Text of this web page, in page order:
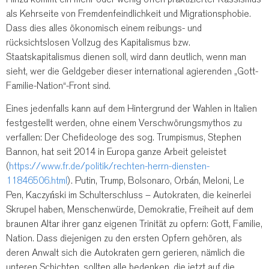
als Kehrseite von Fremdenfeindlichkeit und Migrationsphobie.
Dass dies alles ökonomisch einem reibungs- und
rücksichtslosen Vollzug des Kapitalismus bzw.
Staatskapitalismus dienen soll, wird dann deutlich, wenn man
sieht, wer die Geldgeber dieser international agierenden „Gott-
Familie-Nation“-Front sind.
Eines jedenfalls kann auf dem Hintergrund der Wahlen in Italien
festgestellt werden, ohne einem Verschwörungsmythos zu
verfallen: Der Chefideologe des sog. Trumpismus, Stephen
Bannon, hat seit 2014 in Europa ganze Arbeit geleistet
(https://www.fr.de/politik/rechten-herrn-diensten-
11846506.html ). Putin, Trump, Bolsonaro, Orbán, Meloni, Le
Pen, Kaczyński im Schulterschluss – Autokraten, die keinerlei
Skrupel haben, Menschenwürde, Demokratie, Freiheit auf dem
braunen Altar ihrer ganz eigenen Trinität zu opfern: Gott, Familie,
Nation. Dass diejenigen zu den ersten Opfern gehören, als
deren Anwalt sich die Autokraten gern gerieren, nämlich die